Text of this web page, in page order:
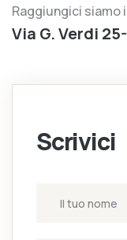
Raggiungici siamo
Via G. Verdi
Scrivici